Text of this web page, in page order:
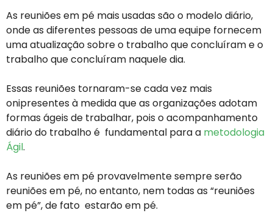
As reuniões em pé mais usadas são o modelo diário,
onde as diferentes pessoas de uma equipe fornecem
uma atualização sobre o trabalho que concluíram e o
trabalho que concluíram naquele dia.
Essas reuniões tornaram-se cada vez mais
onipresentes à medida que as organizações adotam
formas ágeis de trabalhar, pois o acompanhamento
diário do trabalho é fundamental para a metodologia
Ágil.
As reuniões em pé provavelmente sempre serão
reuniões em pé, no entanto, nem todas as “reuniões
em pé”, de fato estarão em pé.